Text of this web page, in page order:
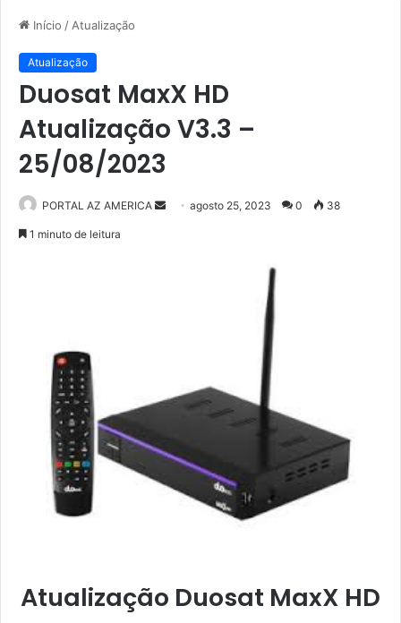
Início / Atualização
Atualização
Duosat MaxX HD
Atualização V3.3 –
25/08/2023
PORTAL AZ AMERICA
m
l
agosto 25, 2023 0 38
1 minuto de leitura
Atualização Duosat MaxX HD